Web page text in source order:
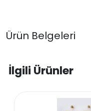
Ürün Belgeleri
İlgili Ürünler